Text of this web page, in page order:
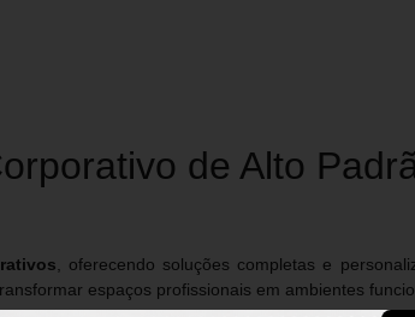
de Alto
, oferecendo soluções completas e
espaços profissionais em ambientes